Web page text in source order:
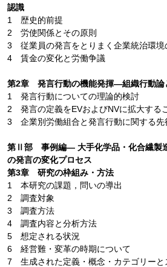
認識
1 歴史的前提
2 労使関係とその原則
3 従業員の発言をとりまく企業統治環境
4 賃金の変化と労働争議
第2章 発言行動の機能発揮―組織行動論
1 発言行動についての理論的検討
2 発言の定義をEVおよびNVに拡大する
3 企業別労働組合と発言行動に関する先
第Ⅱ部 事例編― 大手化学品・化合繊製
の発言の変化プロセス
第3章 研究の枠組み・方法
1 本研究の課題，問いの導出
2 調査対象
3 調査方法
4 調査内容と分析方法
5 想定される状況
6 経営難・変革の時期について
7 生成された定義・概念・カテゴリーと